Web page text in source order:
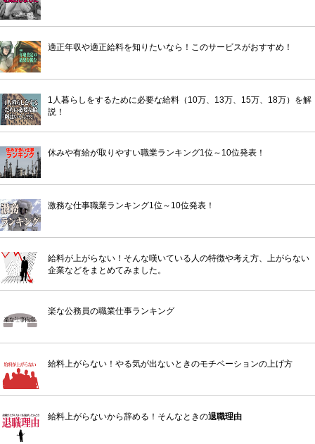
適正年収や適正給料を知りたいなら！このサービスがおすすめ！
1人暮らしをするために必要な給料（10万、13万、15万、18万）を解
説！
休みや有給が取りやすい職業ランキング1位～10位発表！
激務な仕事職業ランキング1位～10位発表！
給料が上がらない！そんな嘆いている人の特徴や考え方、上がらない
企業などをまとめてみました。
楽な公務員の職業仕事ランキング
給料上がらない！やる気が出ないときのモチベーションの上げ方
給料上がらないから辞める！そんなときの退職理由